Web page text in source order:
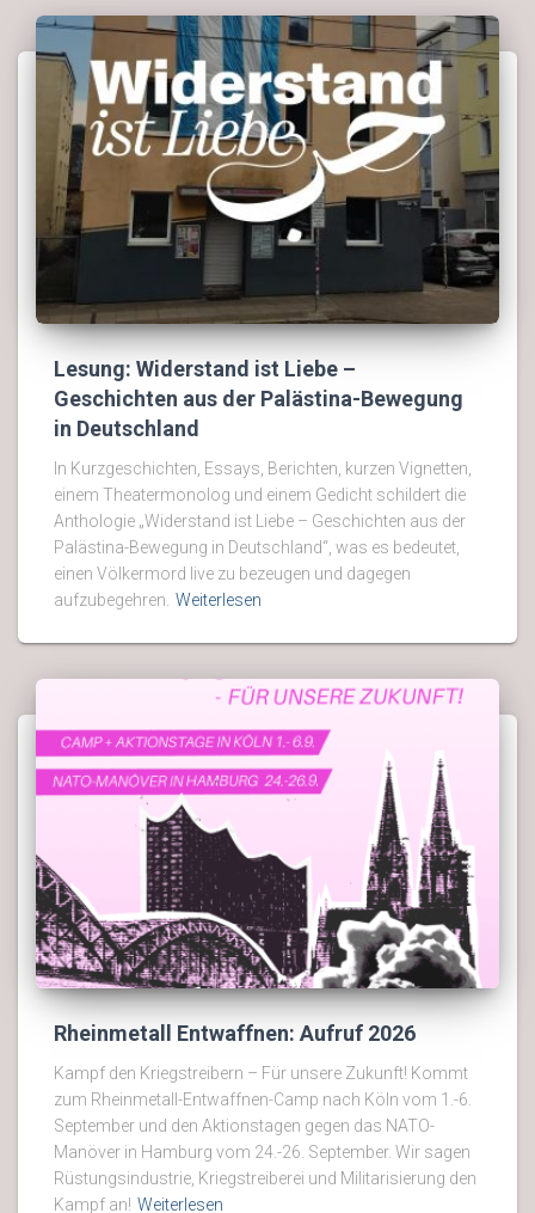
Lesung: Widerstand ist Liebe –
Geschichten aus der Palästina-Bewegung
in Deutschland
In Kurzgeschichten, Essays, Berichten, kurzen Vignetten,
einem Theatermonolog und einem Gedicht schildert die
Anthologie „Widerstand ist Liebe – Geschichten aus der
Palästina-Bewegung in Deutschland“, was es bedeutet,
einen Völkermord live zu bezeugen und dagegen
aufzubegehren. Weiterlesen
Rheinmetall Entwaffnen: Aufruf 2026
Kampf den Kriegstreibern – Für unsere Zukunft! Kommt
zum Rheinmetall-Entwaffnen-Camp nach Köln vom 1.-6.
September und den Aktionstagen gegen das NATO-
Manöver in Hamburg vom 24.-26. September. Wir sagen
Rüstungsindustrie, Kriegstreiberei und Militarisierung den
Kampf an! Weiterlesen